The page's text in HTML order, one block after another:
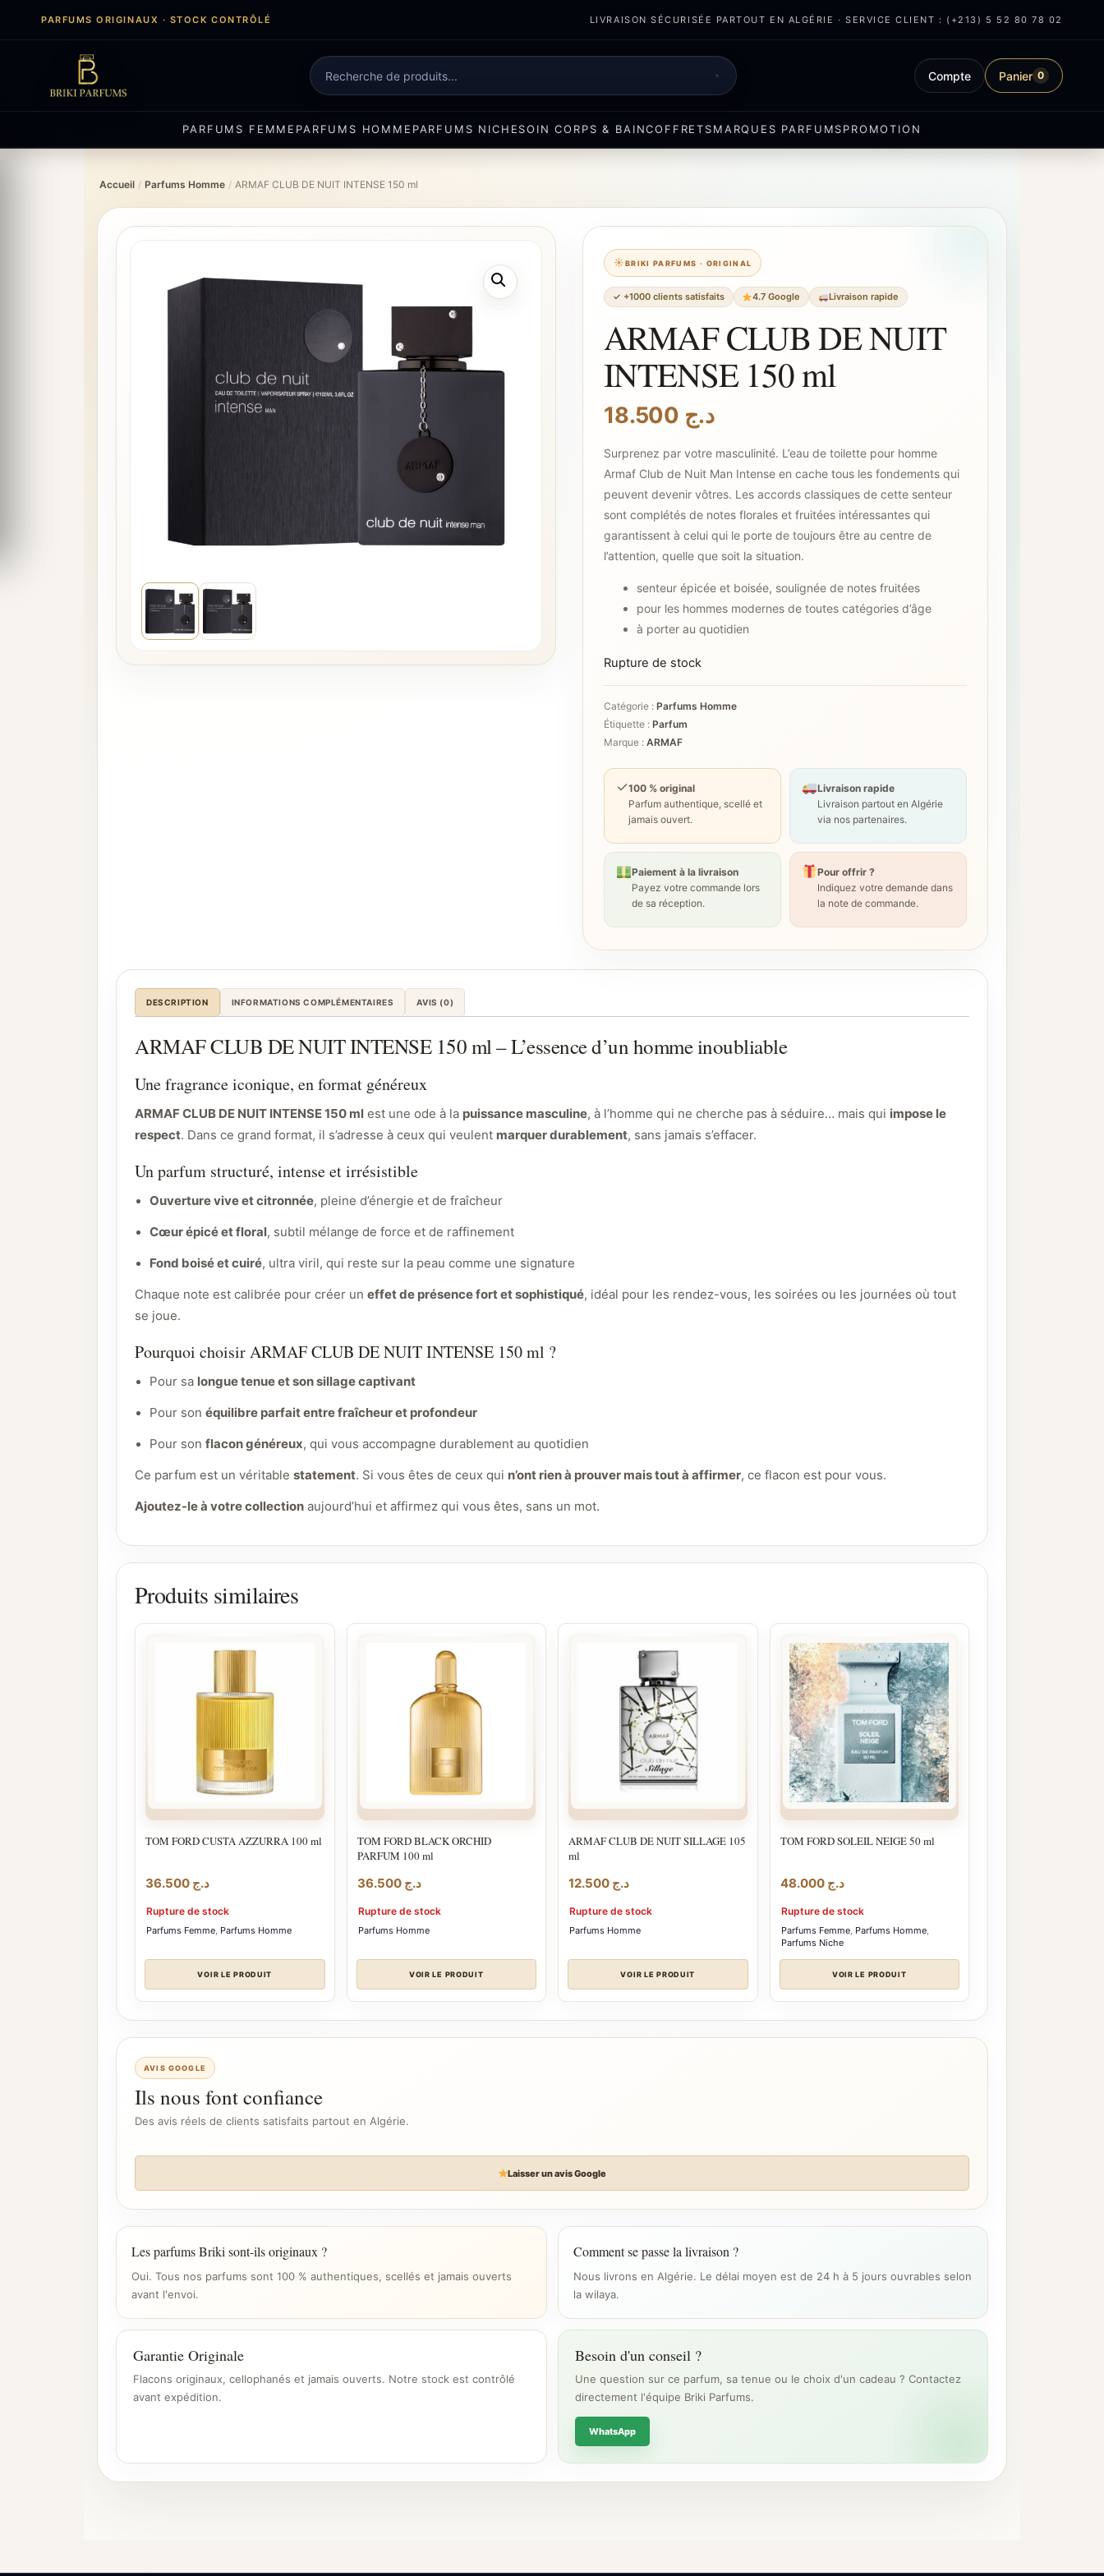
PARFUMS ORIGINAUX · STOCK CONTRÔLÉ LIVRAISON SÉCURISÉE PARTOUT EN ALGÉRIE · SERVICE CLIENT : (+213) 5 52 80 78 02
Recherche
de
produits
Compte Panier 0
PARFUMS FEMME PARFUMS HOMME PARFUMS NICHESOIN CORPS & BAINCOFFRETSMARQUES PARFUMSPROMOTION
Accueil / Parfums Homme / ARMAF CLUB DE NUIT INTENSE 150 ml
BRIKI PARFUMS · ORIGINAL
✓ +1000 clients satisfaits 4.7 Google Livraison rapide
ARMAF CLUB DE NUIT
INTENSE 150 ml
د.ج
Surprenez par votre masculinité. L’eau de toilette pour homme
Armaf Club de Nuit Man Intense en cache tous les fondements qui
peuvent devenir vôtres. Les accords classiques de cette senteur
sont complétés de notes florales et fruitées intéressantes qui
garantissent à celui qui le porte de toujours être au centre de
l’attention, quelle que soit la situation.
senteur épicée et boisée, soulignée de notes fruitées
pour les hommes modernes de toutes catégories d’âge
à porter au quotidien
Rupture de stock
Catégorie : Parfums Homme
Étiquette : Parfum
Marque : ARMAF
✓100 % original
Parfum authentique, scellé et
jamais ouvert.
Livraison rapide
Livraison partout en Algérie
via nos partenaires.
Paiement à la livraison
Payez votre commande lors
de sa réception.
Pour offrir ?
Indiquez votre demande dans
la note de commande.
DESCRIPTION INFORMATIONS COMPLÉMENTAIRES AVIS (0)
ARMAF CLUB DE NUIT INTENSE 150 ml – L’essence d’un homme inoubliable
Une fragrance iconique, en format généreux
ARMAF CLUB DE NUIT INTENSE 150 ml est une ode à la puissance masculine, à l’homme qui ne cherche pas à séduire… mais qui impose le
respect. Dans ce grand format, il s’adresse à ceux qui veulent marquer durablement, sans jamais s’effacer.
Un parfum structuré, intense et irrésistible
Ouverture vive et citronnée, pleine d’énergie et de fraîcheur
Cœur épicé et floral, subtil mélange de force et de raffinement
Fond boisé et cuiré, ultra viril, qui reste sur la peau comme une signature
Chaque note est calibrée pour créer un effet de présence fort et sophistiqué, idéal pour les rendez-vous, les soirées ou les journées où tout
se joue.
Pourquoi choisir ARMAF CLUB DE NUIT INTENSE 150 ml ?
Pour sa longue tenue et son sillage captivant
Pour son équilibre parfait entre fraîcheur et profondeur
Pour son flacon généreux, qui vous accompagne durablement au quotidien
Ce parfum est un véritable statement. Si vous êtes de ceux qui n’ont rien à prouver mais tout à affirmer, ce flacon est pour vous.
Ajoutez-le à votre collection aujourd’hui et affirmez qui vous êtes, sans un mot.
Produits similaires
TOM FORD CUSTA AZZURRA 100 ml
د.ج
Rupture de stock
Parfums Femme, Parfums Homme
VOIR LE PRODUIT
TOM FORD BLACK ORCHID
PARFUM 100 ml
د.ج 36.500
Rupture de stock
Parfums Homme
VOIR LE PRODUIT
ARMAF CLUB DE NUIT SILLAGE 105
ml
د.ج
Rupture de stock
Parfums Homme
VOIR LE PRODUIT
TOM FORD SOLEIL NEIGE 50 ml
د.ج 48.000
Rupture de stock
Parfums Femme, Parfums Homme,
Parfums Niche
VOIR LE PRODUIT
AVIS GOOGLE
Ils nous font confiance
Des avis réels de clients satisfaits partout en Algérie.
Laisser un avis Google
Les parfums Briki sont-ils originaux ?
Oui. Tous nos parfums sont 100 % authentiques, scellés et jamais ouverts
avant l'envoi.
Comment se passe la livraison ?
Nous livrons en Algérie. Le délai moyen est de 24 h à 5 jours ouvrables selon
la wilaya.
Garantie Originale
Flacons originaux, cellophanés et jamais ouverts. Notre stock est contrôlé
avant expédition.
Besoin d'un conseil ?
Une question sur ce parfum, sa tenue ou le choix d'un cadeau ? Contactez
directement l'équipe Briki Parfums.
WhatsApp